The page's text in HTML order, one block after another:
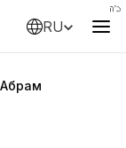
RU